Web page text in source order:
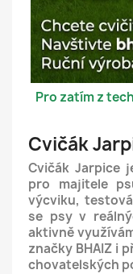
Pro zatím z
Cvičák
Cvičák Jarpice
pro majitele
výcviku,
se psy v
aktivně
značky BHAIZ i
chovatelských